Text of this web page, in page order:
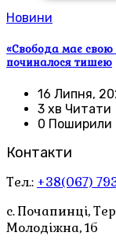
Новини
«Свобода має свою
починалося тишею
16 Липня,
3 хв Читати
0 Поширили
Контакти
Тел.: +38(067)
с. Почапинці,
Молодіжна, 1б